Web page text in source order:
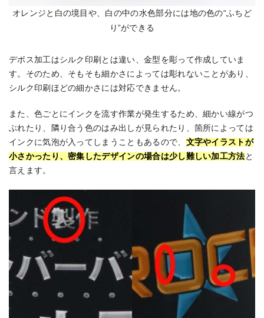
オレンジと白の境目や、白の中の水色部分には地の色の“ふちど
り”ができる
デボス加工はシルク印刷とは違い、金型を彫って作成していま
す。そのため、そもそも細かさによっては彫れないことがあり、
シルク印刷ほどの細かさには対応できません。
また、色ごとにインクを流す作業が発生するため、細かい線がつ
ぶれたり、隣り合う色のはみ出しが見られたり、箇所によっては
インクに気泡が入ってしまうこともあるので、 文字やイラストが
小さかったり、密集したデザインの場合は少し難しい加工方法 と
言えます。